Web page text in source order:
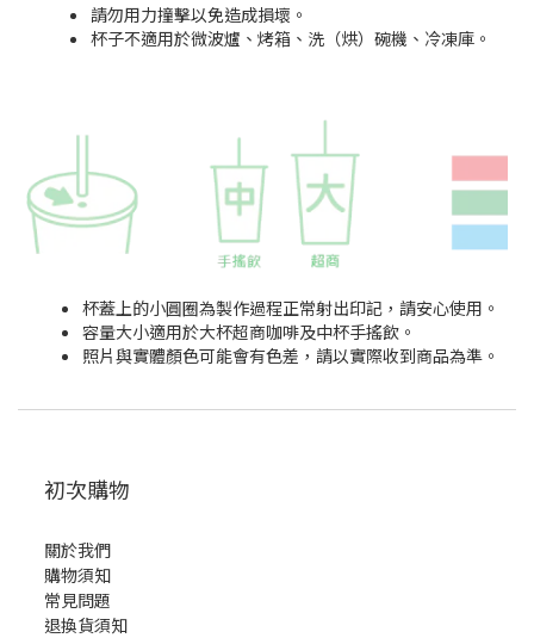
請勿用力撞擊以免造成損壞。
杯子不適用於微波爐、烤箱、洗（烘）碗機、冷凍庫。
杯蓋上的小圓圈為製作過程正常射出印記，請安心使用。
容量大小適用於大杯超商咖啡及中杯手搖飲。
照片與實體顏色可能會有色差，請以實際收到商品為準。
初次購物
關於我們
購物須知
常見問題
退換貨須知